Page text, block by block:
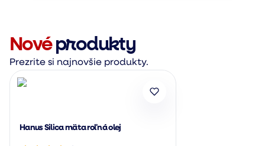
Novéprodukty
Prezrite si najnovšie produkty.
Hanus Silica mäta roľná olej